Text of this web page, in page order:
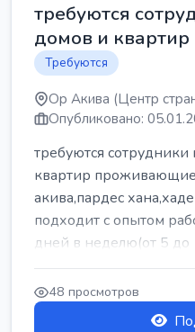
требуются
домов и квартир
Требуются
Ор Акива (Центр
Опубликовано:
требуются
квартир проживающие
акива,пардес
подходит с опытом
дней в неделю(от 5 до
48 просмотров